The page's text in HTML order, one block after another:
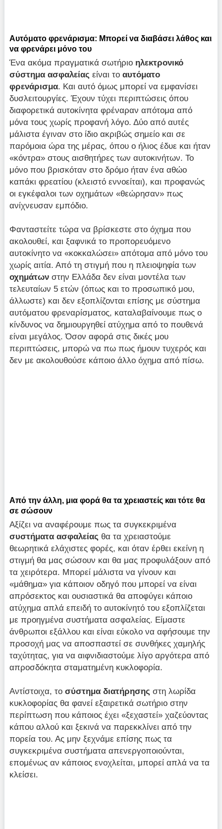
Αυτόματο φρενάρισμα: Μπορεί να διαβάσει λάθος και
να φρενάρει μόνο του
Ένα ακόμα πραγματικά σωτήριο ηλεκτρονικό
σύστημα ασφαλείας είναι τοαυτόματο
φρενάρισμα. Και αυτό όμως μπορεί να εμφανίσει
δυσλειτουργίες. Έχουν τύχει περιπτώσεις όπου
διαφορετικά αυτοκίνητα φρέναραν απότομα από
μόνα τους χωρίς προφανή λόγο. Δύο από αυτές
μάλιστα έγιναν στο ίδιο ακριβώς σημείο και σε
παρόμοια ώρα της μέρας, όπου ο ήλιος έδυε και ήταν
«κόντρα» στους αισθητήρες των αυτοκινήτων. Το
μόνο που βρισκόταν στο δρόμο ήταν ένα αθώο
καπάκι φρεατίου (κλειστό εννοείται), και προφανώς
οι εγκέφαλοι των οχημάτων «θεώρησαν» πως
ανίχνευσαν εμπόδιο.
Φανταστείτε τώρα να βρίσκεστε στο όχημα που
ακολουθεί, και ξαφνικά το προπορευόμενο
αυτοκίνητο να «κοκκαλώσει» απότομα από μόνο του
χωρίς αιτία. Από τη στιγμή που η πλειοψηφία των
οχημάτωνστην Ελλάδα δεν είναι μοντέλα των
τελευταίων 5 ετών (όπως και το προσωπικό μου,
άλλωστε) και δεν εξοπλίζονται επίσης με σύστημα
αυτόματου φρεναρίσματος, καταλαβαίνουμε πως ο
κίνδυνος να δημιουργηθεί ατύχημα από το πουθενά
είναι μεγάλος. Όσον αφορά στις δικές μου
περιπτώσεις, μπορώ να πω πως ήμουν τυχερός και
δεν με ακολουθούσε κάποιο άλλο όχημα από πίσω.
Από την άλλη, μια φορά θα τα χρειαστείς και τότε θα
σε σώσουν
Αξίζει να αναφέρουμε πως τα συγκεκριμένα
συστήματα ασφαλείας θα τα χρειαστούμε
θεωρητικά ελάχιστες φορές, και όταν έρθει εκείνη η
στιγμή θα μας σώσουν και θα μας προφυλάξουν από
τα χειρότερα. Μπορεί μάλιστα να γίνουν και
«μάθημα» για κάποιον οδηγό που μπορεί να είναι
απρόσεκτος και ουσιαστικά θα αποφύγει κάποιο
ατύχημα απλά επειδή το αυτοκίνητό του εξοπλίζεται
με προηγμένα συστήματα ασφαλείας. Είμαστε
άνθρωποι εξάλλου και είναι εύκολο να αφήσουμε την
προσοχή μας να αποσπαστεί σε συνθήκες χαμηλής
ταχύτητας, για να αιφνιδιαστούμε λίγο αργότερα από
απροσδόκητα σταματημένη κυκλοφορία.
Αντίστοιχα, τοσύστημα διατήρησηςστη λωρίδα
κυκλοφορίας θα φανεί εξαιρετικά σωτήριο στην
περίπτωση που κάποιος έχει «ξεχαστεί» χαζεύοντας
κάπου αλλού και ξεκινά να παρεκκλίνει από την
πορεία του. Ας μην ξεχνάμε επίσης πως τα
συγκεκριμένα συστήματα απενεργοποιούνται,
επομένως αν κάποιος ενοχλείται, μπορεί απλά να τα
κλείσει.